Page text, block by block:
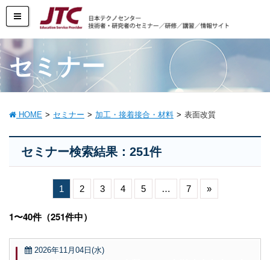
セミナー
HOME セミナー 加工・接着接合・材料 表面改質
セミナー検索結果：251件
1 2 3 4 5 … 7 »
1〜40件（251件中）
2026年11月04日(水)